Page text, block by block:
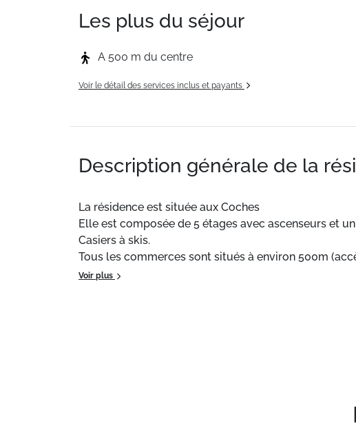
Les plus du séjour
A 500 m du centre
Voir le détail des services inclus et payants
Description générale de la
La résidence est située aux Coches
Elle est composée de 5 étages avec ascenseurs et
Casiers à skis.
Tous les commerces sont situés à environ 500m
Parking public extérieur gratuit devant la résidence.
Voir plus